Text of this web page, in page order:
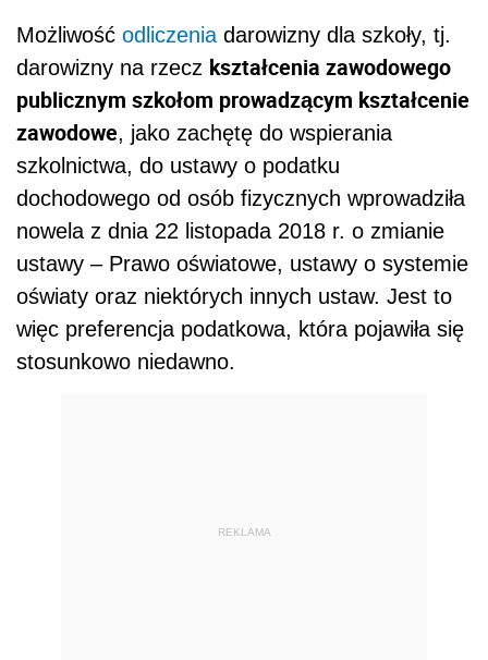
Możliwość odliczenia darowizny dla szkoły, tj.
darowizny na rzecz kształcenia zawodowego
publicznym szkołom prowadzącym kształcenie
zawodowe, jako zachętę do wspierania
szkolnictwa, do ustawy o podatku
dochodowego od osób fizycznych wprowadziła
nowela z dnia 22 listopada 2018 r. o zmianie
ustawy – Prawo oświatowe, ustawy o systemie
oświaty oraz niektórych innych ustaw. Jest to
więc preferencja podatkowa, która pojawiła się
stosunkowo niedawno.
REKLAMA